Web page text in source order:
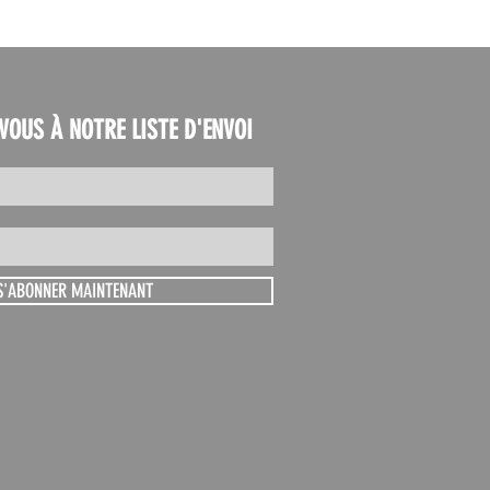
À NOTRE LISTE D'ENVOI
MAINTENANT